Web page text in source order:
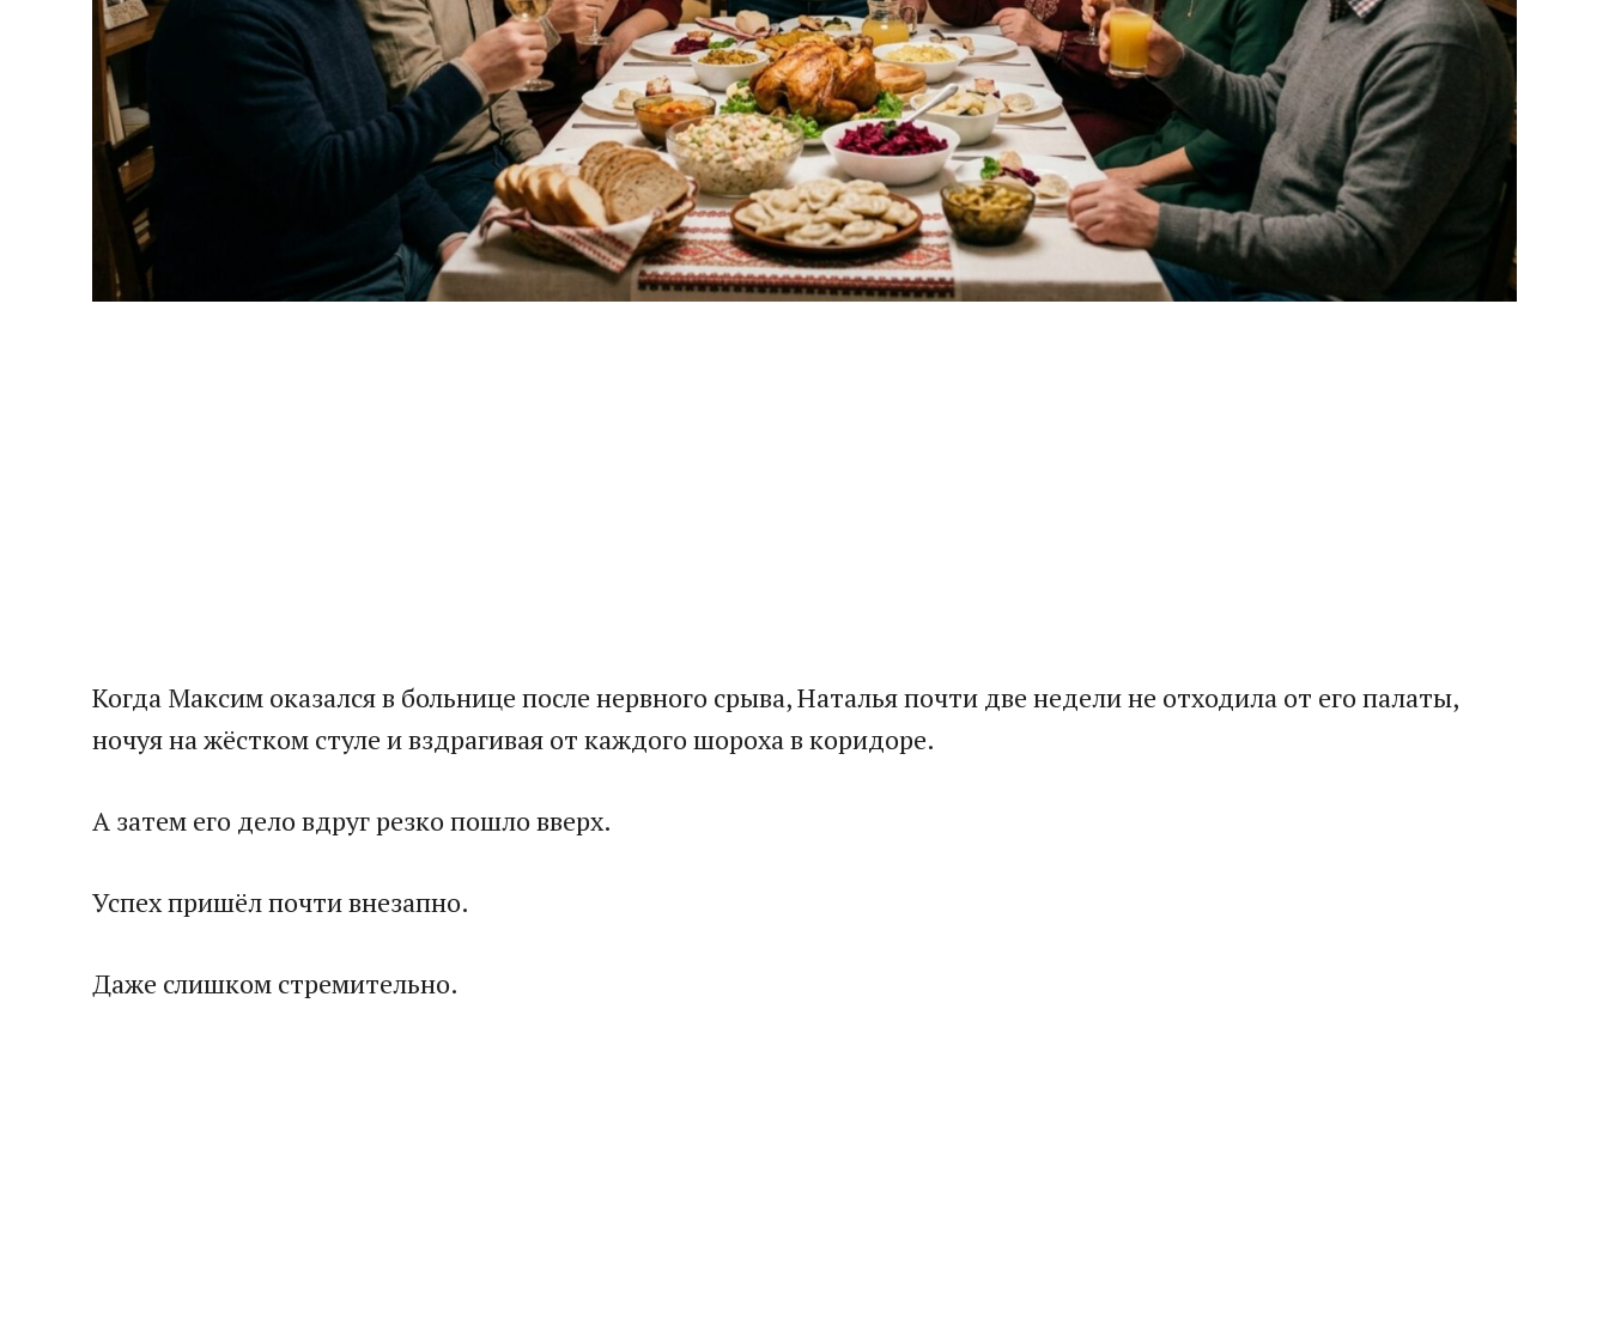
Когда Максим оказался в больнице после нервного срыва, Наталья почти две недели не отходила от его палаты,
ночуя на жёстком стуле и вздрагивая от каждого шороха в коридоре.
А затем его дело вдруг резко пошло вверх.
Успех пришёл почти внезапно.
Даже слишком стремительно.